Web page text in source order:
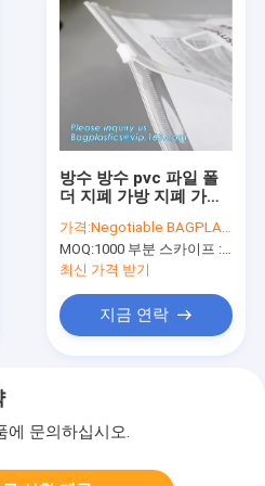
방수 방수 pvc 파일 폴
더 지폐 가방 지폐 가방
방수 즈리프 안에 있는
문구류
가격:Negotiable BAGPLASTICS@YAHOO.COM
MOQ:1000 부분 스카이프 : 마이데아르닐
최신 가격 받기
지금 연락
에 문의하십시오.